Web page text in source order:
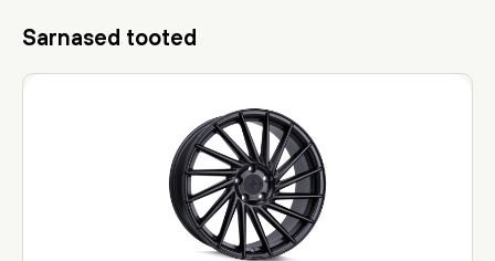
Sarnased tooted